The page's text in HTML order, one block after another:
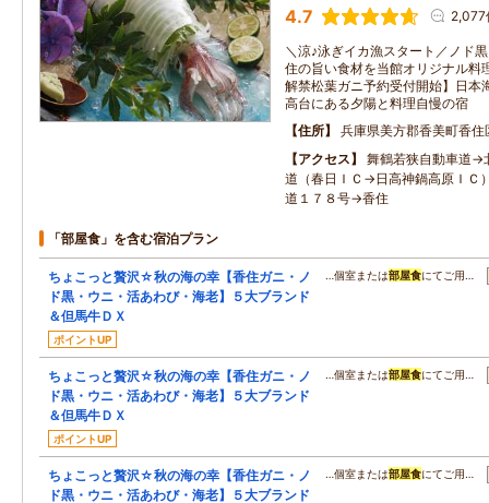
4.7 2,077
＼涼♪泳ぎイカ漁スタート／ノド
住の旨い食材を当館オリジナル料
解禁松葉ガニ予約受付開始】日本
高台にある夕陽と料理自慢の宿
住所
兵庫県美方郡香美町香
アクセス
舞鶴若狭自動車道→
道（春日ＩＣ→日高神鍋高原ＩＣ
道１７８号→香住
「部屋食」を含む宿泊プラン
ちょこっと贅沢☆秋の海の幸【香住ガニ・ノ
ド黒・ウニ・活あわび・海老】５大ブランド
＆但馬牛ＤＸ
ポイントUP
…個室または部屋食にてご用…
ちょこっと贅沢☆秋の海の幸【香住ガニ・ノ
ド黒・ウニ・活あわび・海老】５大ブランド
＆但馬牛ＤＸ
ポイントUP
…個室または部屋食にてご用…
ちょこっと贅沢☆秋の海の幸【香住ガニ・ノ
ド黒・ウニ・活あわび・海老】５大ブランド
…個室または部屋食にてご用…